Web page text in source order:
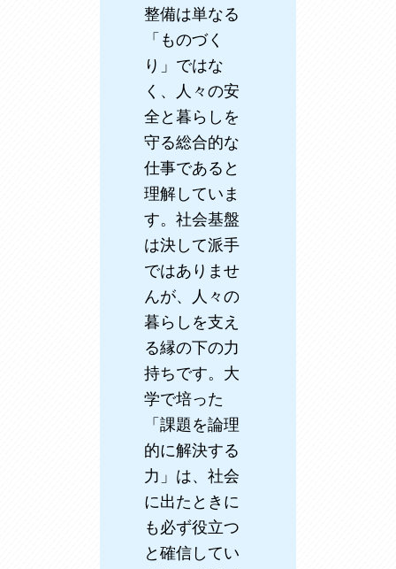
整備は単なる
「ものづく
り」ではな
く、人々の安
全と暮らしを
守る総合的な
仕事であると
理解していま
す。社会基盤
は決して派手
ではありませ
んが、人々の
暮らしを支え
る縁の下の力
持ちです。大
学で培った
「課題を論理
的に解決する
力」は、社会
に出たときに
も必ず役立つ
と確信してい